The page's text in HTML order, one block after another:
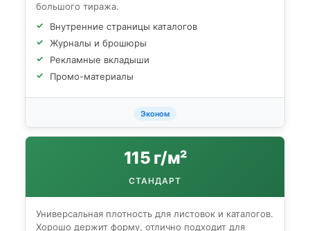
большого тиража.
Внутренние страницы каталогов
Журналы и брошюры
Рекламные вкладыши
Промо-материалы
Эконом
115 г/м²
СТАНДАРТ
Универсальная плотность для листовок и каталогов.
Хорошо держит форму, отлично подходит для